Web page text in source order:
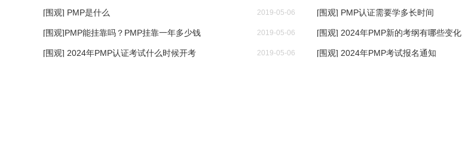
[围观] PMP是什么 2019-05-06 [围观] PMP认证需要学多长时间
[围观]PMP能挂靠吗？PMP挂靠一年多少钱 2019-05-06 [围观] 2024年PMP新的考纲有哪些变化
[围观] 2024年PMP认证考试什么时候开考 2019-05-06 [围观] 2024年PMP考试报名通知